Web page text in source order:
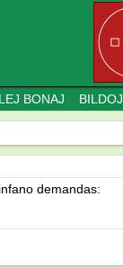
BONAJ BILDOJ
demandas: